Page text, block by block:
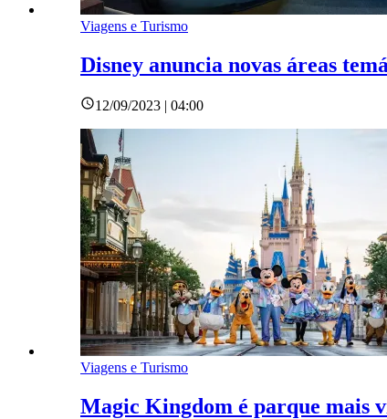
Viagens e Turismo
Disney anuncia novas áreas
12/09/2023 | 04:00
Viagens e Turismo
Magic Kingdom é parque mais